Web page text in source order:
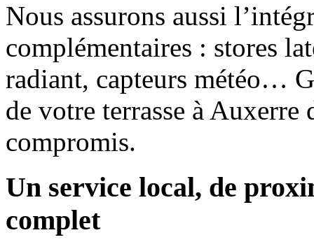
Nous assurons aussi
complémentaires : stores
radiant, capteurs météo…
de votre terrasse à Auxerre
compromis.
Un service local, de
complet